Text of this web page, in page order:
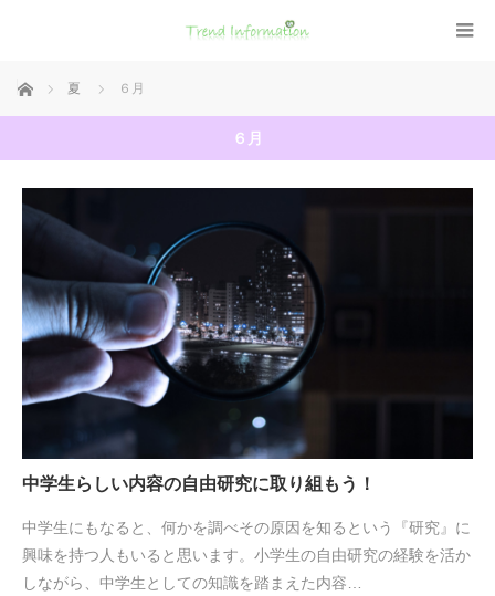
ホーム 夏 ６月
６月
中学生らしい内容の自由研究に取り組もう！
中学生にもなると、何かを調べその原因を知るという『研究』に
興味を持つ人もいると思います。小学生の自由研究の経験を活か
しながら、中学生としての知識を踏まえた内容…